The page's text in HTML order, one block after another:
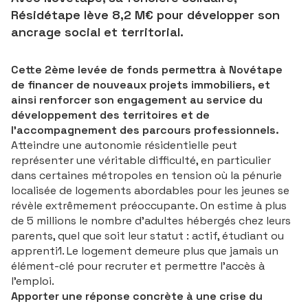
Résidétape lève 8,2 M€ pour développer son
ancrage social et territorial.
Cette 2ème levée de fonds permettra à Novétape
de financer de nouveaux projets immobiliers, et
ainsi renforcer son engagement au service du
développement des territoires et de
l’accompagnement des parcours professionnels.
Atteindre une autonomie résidentielle peut
représenter une véritable difficulté, en particulier
dans certaines métropoles en tension où la pénurie
localisée de logements abordables pour les jeunes se
révèle extrêmement préoccupante. On estime à plus
de 5 millions le nombre d’adultes hébergés chez leurs
parents, quel que soit leur statut : actif, étudiant ou
apprenti1. Le logement demeure plus que jamais un
élément-clé pour recruter et permettre l’accès à
l’emploi.
Apporter une réponse concrète à une crise du